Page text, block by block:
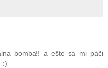
bomba!! a ešte sa mi páči
:)